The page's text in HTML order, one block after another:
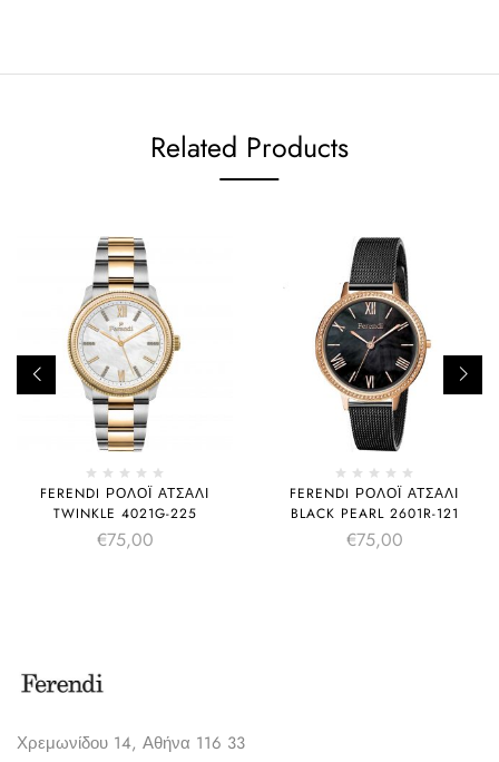
Related Products
FERENDI ΡΟΛΌΙ ΑΤΣΆΛΙ
TWINKLE 4021G-225
€75,00
FERENDI ΡΟΛΌΙ ΑΤΣΆΛΙ
BLACK PEARL 2601R-121
€75,00
Χρεμωνίδου 14, Αθήνα 116 33